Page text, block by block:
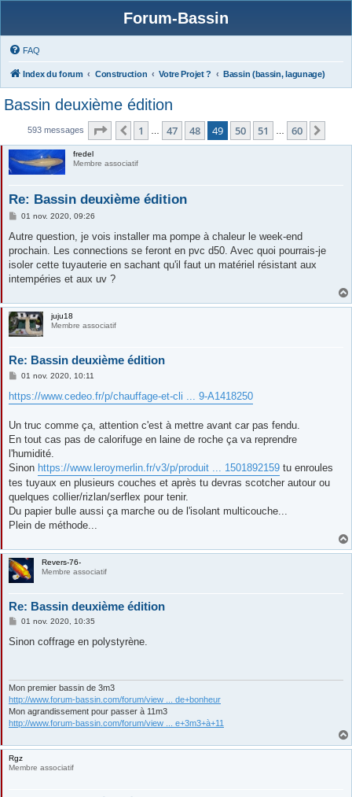
Forum-Bassin
FAQ
Index du forum Construction Votre Projet ? Bassin (bassin, lagunage)
Bassin deuxième édition
593 messages Page 49 sur 60
Précédente
1 47 48 49 50 51 60
fredel
Membre associatif
Re: Bassin deuxième édition
M
s
a
g
01 nov. 2020, 09:26
Autre question, je vois installer ma pompe à chaleur le week-end
prochain. Les connections se feront en pvc d50. Avec quoi pourrais-je
isoler cette tuyauterie en sachant qu'il faut un matériel résistant aux
intempéries et aux uv ?
juju18
Membre associatif
Re: Bassin deuxième édition
M
s
s
g
e
01 nov. 2020, 10:11
https://www.cedeo.fr/p/chauffage-et-cli ... 9-A1418250
Un truc comme ça, attention c'est à mettre avant car pas fendu.
En tout cas pas de calorifuge en laine de roche ça va reprendre
l'humidité.
Sinon https://www.leroymerlin.fr/v3/p/produit ... 1501892159 tu enroules
tes tuyaux en plusieurs couches et après tu devras scotcher autour ou
quelques collier/rizlan/serflex pour tenir.
Du papier bulle aussi ça marche ou de l'isolant multicouche...
Plein de méthode...
Revers-76-
Membre associatif
Re: Bassin deuxième édition
M
s
01 nov. 2020, 10:35
Sinon coffrage en polystyrène.
Mon premier bassin de 3m3
http://www.forum-bassin.com/forum/view ... de+bonheur
Mon agrandissement pour passer à 11m3
http://www.forum-bassin.com/forum/view ... e+3m3+à+11
Rgz
Membre associatif